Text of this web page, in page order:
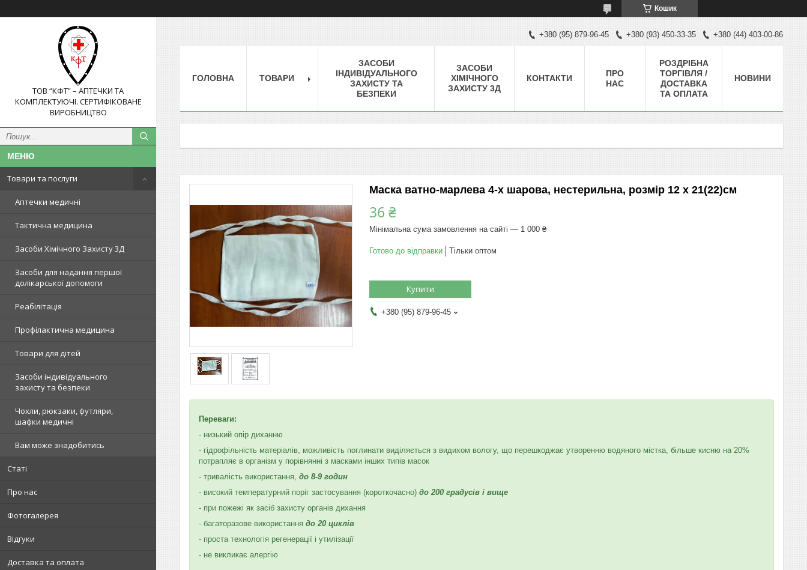
Кошик
ТОВ “КФТ” – АПТЕЧКИ ТА
КОМПЛЕКТУЮЧІ. СЕРТИФІКОВАНЕ
ВИРОБНИЦТВО
Товари та послуги
Аптечки медичні
Тактична медицина
Засоби Хімічного Захисту 3Д
Засоби для надання першої
долікарської допомоги
Реабілітація
Профілактична медицина
Товари для дітей
Засоби індивідуального
захисту та безпеки
Чохли, рюкзаки, футляри,
шафки медичні
Вам може знадобитись
Статі
Про нас
Фотогалерея
Відгуки
Доставка та оплата
+380 (95) 879-96-45 +380 (93) 450-33-35 +380 (44) 403-00-86
ГОЛОВНА ТОВАРИ
ЗАСОБИ
ІНДИВІДУАЛЬНОГО
ЗАХИСТУ ТА
БЕЗПЕКИ
ЗАСОБИ
ХІМІЧНОГО
ЗАХИСТУ 3Д
КОНТАКТИ
ПРО
НАС
РОЗДРІБНА
ТОРГІВЛЯ /
ДОСТАВКА
ТА ОПЛАТА
НОВИНИ
Маска ватно-марлева 4-х шарова, нестерильна, розмір 12 х 21(22)см
36 ₴
Мінімальна сума замовлення на сайті — 1 000 ₴
Готово до відправки Тільки оптом
Купити
+380 (95) 879-96-45
Переваги:
- низький опір диханню
- гідрофільність матеріалів, можливість поглинати виділяється з видихом вологу, що перешкоджає утворенню водяного містка, більше кисню на 20%
потрапляє в організм у порівнянні з масками інших типів масок
- тривалість використання, до 8-9 годин
- високий температурний поріг застосування (короткочасно) до 200 градусів і вище
- при пожежі як засіб захисту органів дихання
- багаторазове використання до 20 циклів
- проста технологія регенерації і утилізації
- не викликає алергію